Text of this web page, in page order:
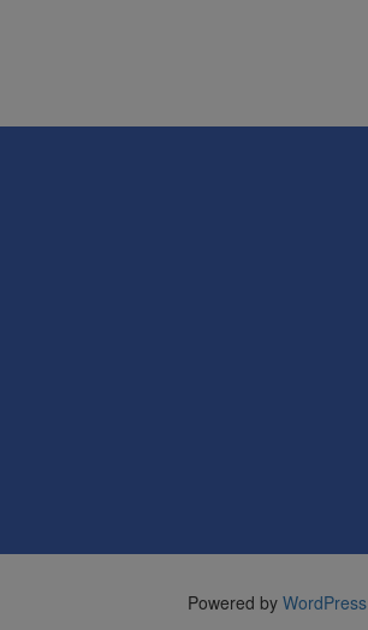
Powered by WordPress